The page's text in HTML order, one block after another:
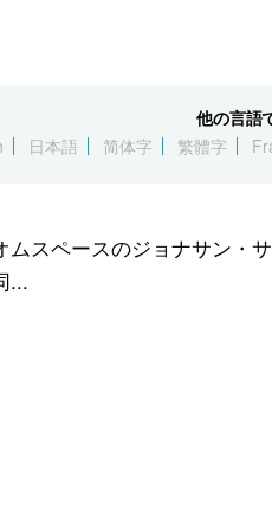
他の言語
日本語 简体字 繁體字
ムスペースのジョナサン・
...